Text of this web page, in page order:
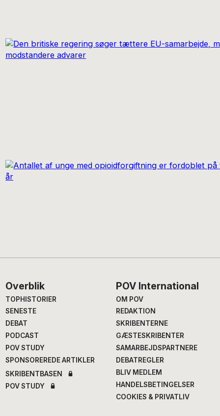
Footer
Overblik
TOPHISTORIER
SENESTE
DEBAT
PODCAST
POV STUDY
SPONSOREREDE ARTIKLER
SKRIBENTBASEN
POV STUDY
POV International
OM POV
REDAKTION
SKRIBENTERNE
GÆSTESKRIBENTER
SAMARBEJDSPARTNERE
DEBATREGLER
BLIV MEDLEM
HANDELSBETINGELSER
COOKIES & PRIVATLIV